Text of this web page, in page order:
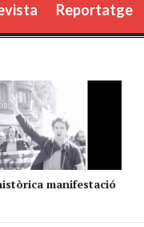
Reportatge
manifestació